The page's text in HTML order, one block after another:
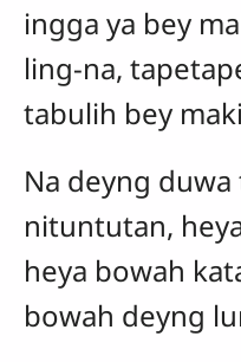
ingga ya bey
ling-na,
tabulih bey
Na deyng
nituntutan,
heya bowah
bowah deyng